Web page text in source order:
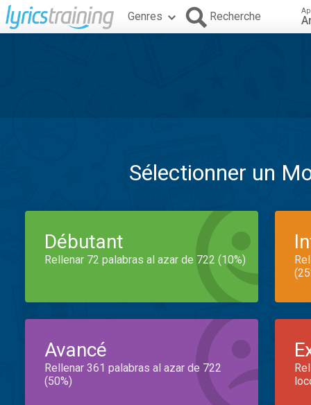
Genres Recherche
Sélectionner un
Débutant
Rellenar 72 palabras al azar de 722 (10%)
Avancé
Rellenar 361 palabras al azar de 722
(50%)